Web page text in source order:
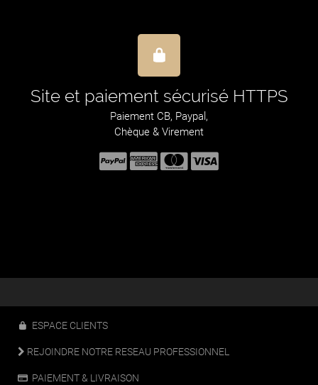
Site et paiement sécurisé HTTPS
Paiement CB, Paypal,
Chèque & Virement
ESPACE CLIENTS
REJOINDRE NOTRE RESEAU PROFESSIONNEL
PAIEMENT & LIVRAISON